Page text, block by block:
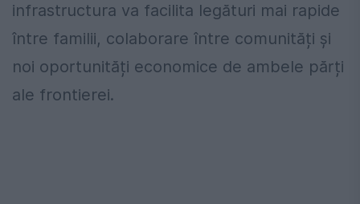
infrastructura va facilita legături mai rapide
între familii, colaborare între comunități și
noi oportunități economice de ambele părți
ale frontierei.